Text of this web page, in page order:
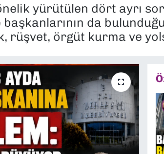
yürütülen dört ayrı
da
rüşvet, örgüt kurma ve